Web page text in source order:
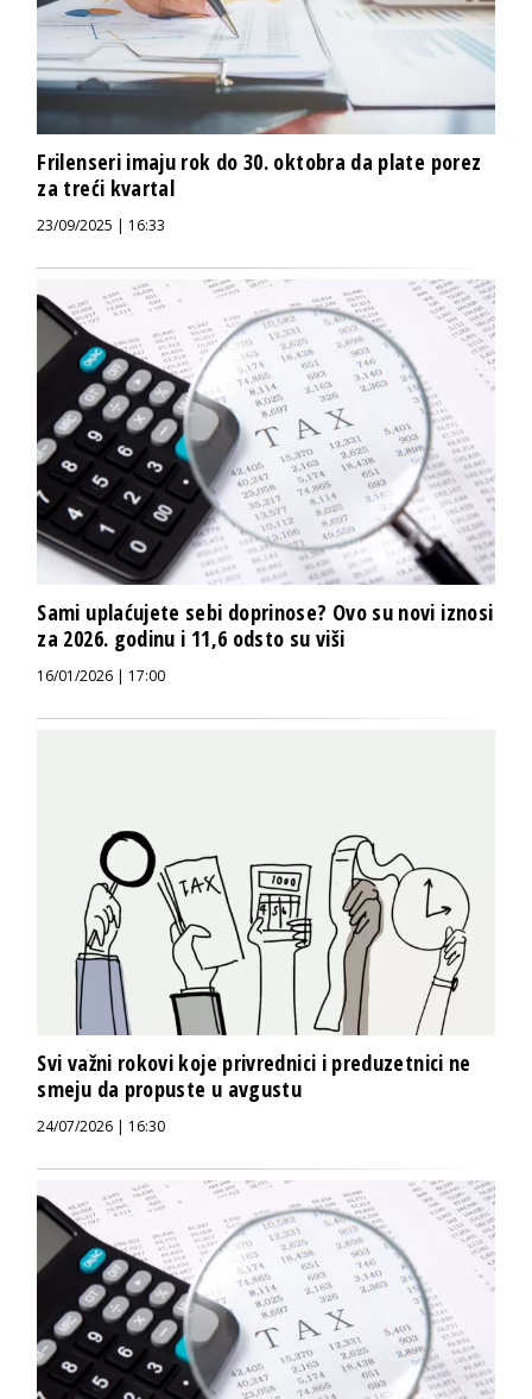
Frilenseri imaju rok do 30. oktobra da plate porez
za treći kvartal
23/09/2025 | 16:33
Sami uplaćujete sebi doprinose? Ovo su novi iznosi
za 2026. godinu i 11,6 odsto su viši
16/01/2026 | 17:00
Svi važni rokovi koje privrednici i preduzetnici ne
smeju da propuste u avgustu
24/07/2026 | 16:30